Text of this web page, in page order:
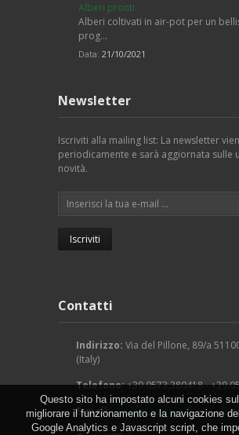
Alberi pronti
Alberi coltivati in air-pot per un
prog…
Data: 21/10/2021
Newsletter
Iscriviti alla mailing list: La newsletter
periodicamente e sarà aggiornata sulle
novità.
Contatti
Indirizzo: Via del Pillone, 89/a
(Italy)
Telefono:+39.0573.380418 -
E-mail:info@arcangeligino.it
Questo sito ha impostato alcuni cookies
migliorare il funzionamento e la navigazione
Google Analytics e Javascript script, che